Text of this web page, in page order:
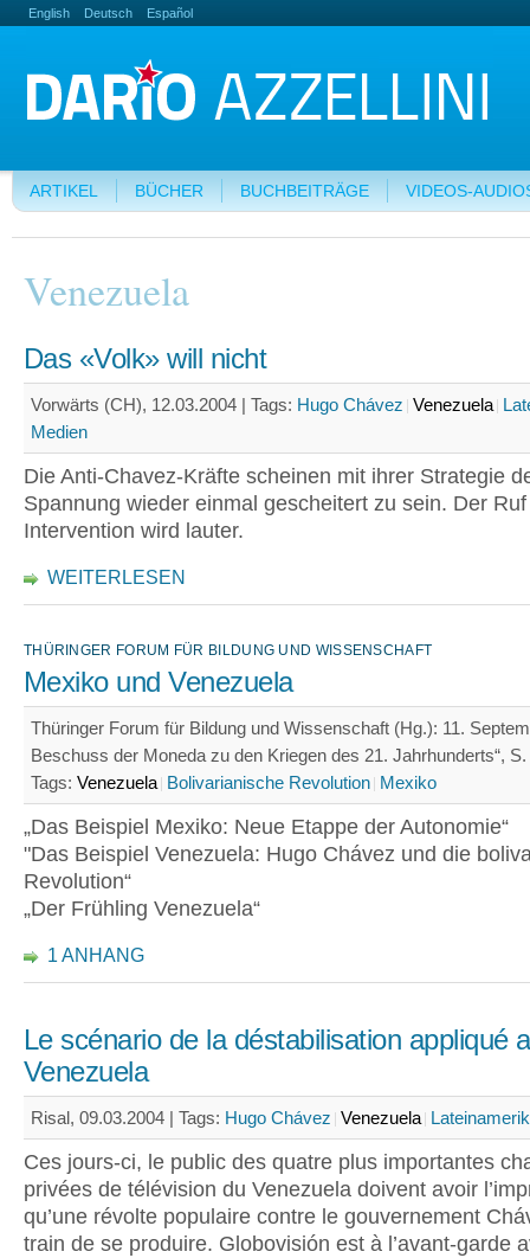
English Deutsch Español
ARTIKEL BÜCHER BUCHBEITRÄGE VIDEOS-
Venezuela
Das «Volk» will nicht
Vorwärts (CH), 12.03.2004 | Tags: Hugo Chávez Venezuela
Medien
Die Anti-Chavez-Kräfte scheinen mit ihrer Strategie
Spannung wieder einmal gescheitert zu sein. Der
Intervention wird lauter.
WEITERLESEN
THÜRINGER FORUM FÜR BILDUNG UND WISSENSCHAFT
Mexiko und Venezuela
Thüringer Forum für Bildung und Wissenschaft (Hg.): 11.
Beschuss der Moneda zu den Kriegen des 21. Jahrhunderts“,
Tags: Venezuela Bolivarianische Revolution Mexiko
„Das Beispiel Mexiko: Neue Etappe der Autonomie“
"Das Beispiel Venezuela: Hugo Chávez und die
Revolution“
„Der Frühling Venezuela“
1 ANHANG
Le scénario de la déstabilisation appliqué
Venezuela
Risal, 09.03.2004 | Tags: Hugo Chávez Venezuela
Ces jours-ci, le public des quatre plus importantes
privées de télévision du Venezuela doivent avoir
qu’une révolte populaire contre le gouvernement
train de se produire. Globovisión est à l’avant-garde